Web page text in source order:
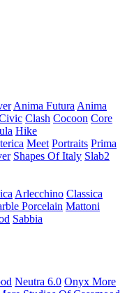
Anima Futura Anima
Clash Cocoon Core
Hike
Meet Portraits Prima
Shapes Of Italy Slab2
Arlecchino Classica
Porcelain Mattoni
Sabbia
Neutra 6.0 Onyx More